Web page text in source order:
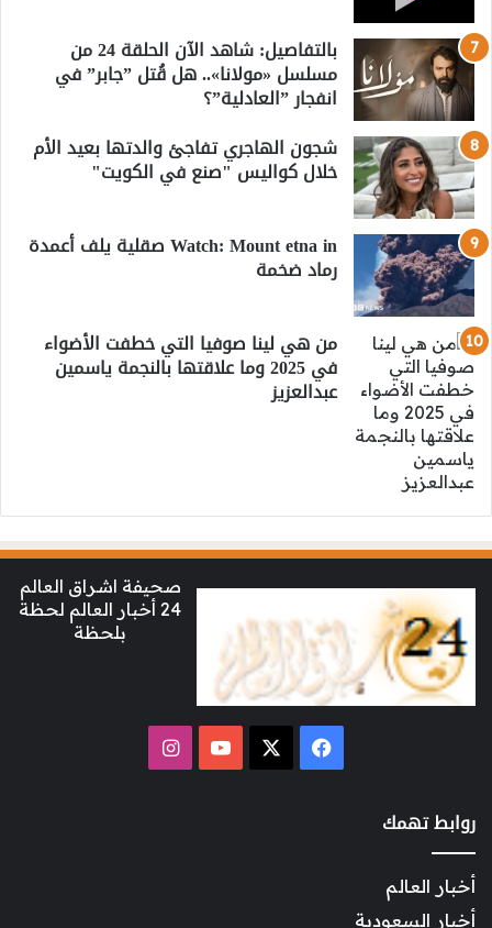
بالتفاصيل: شاهد الآن الحلقة 24 من
مسلسل «مولانا».. هل قُتل ”جابر” في
انفجار ”العادلية”؟
شجون الهاجري تفاجئ والدتها بعيد الأم
خلال كواليس "صنع في الكويت"
Watch: Mount etna in صقلية يلف أعمدة
رماد ضخمة
من هي لينا صوفيا التي خطفت الأضواء
في 2025 وما علاقتها بالنجمة ياسمين
عبدالعزيز
صحيفة اشراق العالم
24 أخبار العالم لحظة
بلحظة
فيسبوك ‫YouTubeانستقرام
روابط تهمك
أخبار العالم
أخبار السعودية